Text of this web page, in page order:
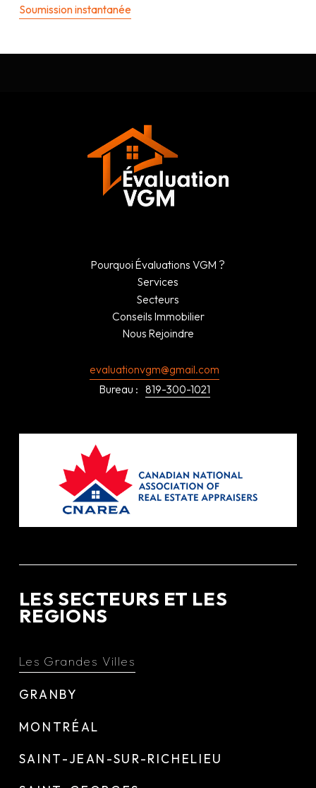
Soumission instantanée
Pourquoi Évaluations VGM ?
Services
Secteurs
Conseils Immobilier
Nous Rejoindre
evaluationvgm@gmail.com
Bureau : 819-300-1021
LES SECTEURS ET LES
REGIONS
Les Grandes Villes
GRANBY
MONTRÉAL
SAINT-JEAN-SUR-RICHELIEU